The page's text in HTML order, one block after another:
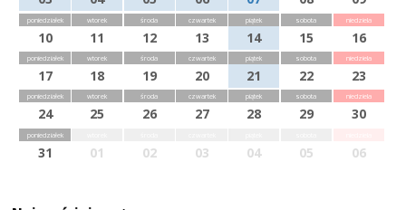
poniedziałek
10
wtorek
11
środa
12
czwartek
13
piątek
14
sobota
15
niedziela
16
poniedziałek
17
wtorek
18
środa
19
czwartek
20
piątek
21
sobota
22
niedziela
23
poniedziałek
24
wtorek
25
środa
26
czwartek
27
piątek
28
sobota
29
niedziela
30
poniedziałek
31 01 02 03 04 05 06